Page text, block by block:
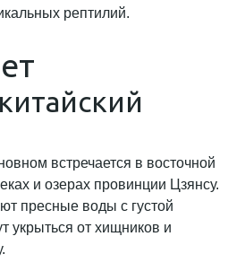
рептилий.
встречается в восточной
и озерах провинции Цзянсу.
пресные воды с густой
укрыться от хищников и